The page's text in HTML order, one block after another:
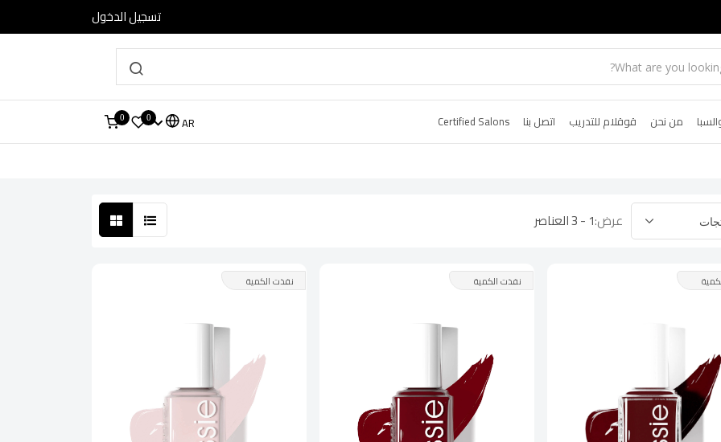
تسجيل الدخول
من نحن قوقلام للتدريب اتصل بنا Certified Salons
AR
0
0
عرض:1 - 3 العناصر
نفذت الكمية نفذت الكمية